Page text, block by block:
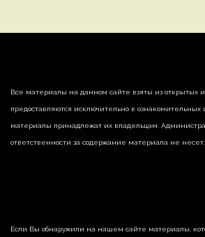
Все материалы на данном сайте взяты из открытых
предоставляются исключительно в ознакомительных
материалы принадлежат их владельцам.
ответственности за содержание материала не несет.
Если Вы обнаружили на нашем сайте материалы,